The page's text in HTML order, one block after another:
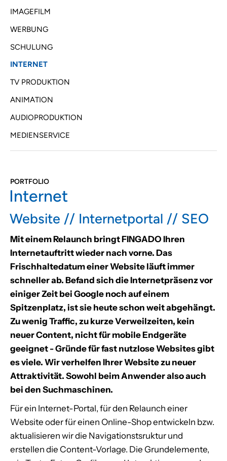
IMAGEFILM
WERBUNG
SCHULUNG
INTERNET
TV PRODUKTION
ANIMATION
AUDIOPRODUKTION
MEDIENSERVICE
PORTFOLIO
Internet
Website // Internetportal // SEO
Mit einem Relaunch bringt FINGADO Ihren
Internetauftritt wieder nach vorne. Das
Frischhaltedatum einer Website läuft immer
schneller ab. Befand sich die Internetpräsenz vor
einiger Zeit bei Google noch auf einem
Spitzenplatz, ist sie heute schon weit abgehängt.
Zu wenig Traffic, zu kurze Verweilzeiten, kein
neuer Content, nicht für mobile Endgeräte
geeignet - Gründe für fast nutzlose Websites gibt
es viele. Wir verhelfen Ihrer Website zu neuer
Attraktivität. Sowohl beim Anwender also auch
bei den Suchmaschinen.
Für ein Internet-Portal, für den Relaunch einer
Website oder für einen Online-Shop entwickeln bzw.
aktualisieren wir die Navigationstsruktur und
erstellen die Content-Vorlage. Die Grundelemente,